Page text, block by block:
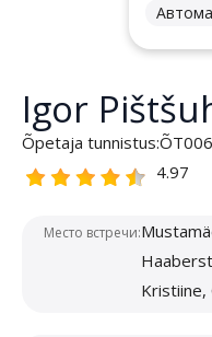
Igor
Õpetaja tunnistus:
4.97
Место встречи:
Kristiine,